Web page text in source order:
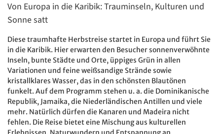
Von Europa in die Karibik: Trauminseln, Kulturen und
Sonne satt
Diese traumhafte Herbstreise startet in Europa und führt Sie
in die Karibik. Hier erwarten den Besucher sonnenverwöhnte
Inseln, bunte Städte und Orte, üppiges Grün in allen
Variationen und feine weißsandige Strände sowie
kristallklares Wasser, das in den schönsten Blautönen
funkelt. Auf dem Programm stehen u. a. die Dominikanische
Republik, Jamaika, die Niederländischen Antillen und viele
mehr. Natürlich dürfen die Kanaren und Madeira nicht
fehlen. Die Reise bietet eine Mischung aus kulturellen